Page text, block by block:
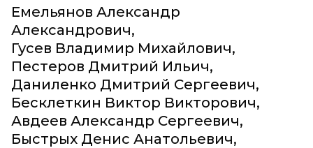
Емельянов Александр
Александрович,
Гусев Владимир Михайлович,
Пестеров Дмитрий Ильич,
Даниленко Дмитрий Сергеевич,
Бесклеткин Виктор Викторович,
Авдеев Александр Сергеевич,
Быстрых Денис Анатольевич,